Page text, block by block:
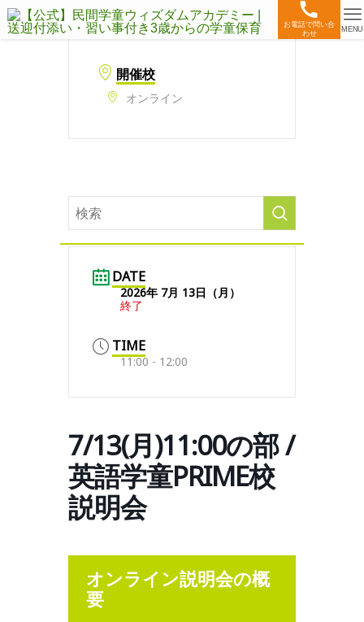
お電話で問い合
わせ
MENU
開催校
オンライン
DATE
2026年 7月 13日（月）
終了
TIME
11:00 - 12:00
7/13(月)11:00の部 /
英語学童PRIME校
説明会
オンライン説明会の概
要